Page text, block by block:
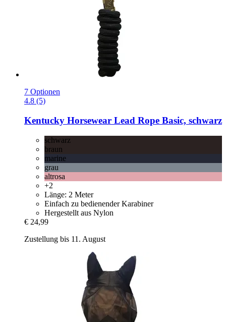
7 Optionen
4.8 (5)
Kentucky Horsewear Lead Rope Basic, schwarz
schwarz
braun
marine
grau
altrosa
+2
Länge: 2 Meter
Einfach zu bedienender Karabiner
Hergestellt aus Nylon
€ 24,99
Zustellung bis 11. August